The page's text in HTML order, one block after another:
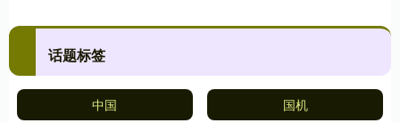
话题标签
中国 国机